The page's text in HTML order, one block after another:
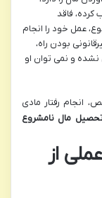
کرده، فاقد
عمل خود را انجام
بودن راه،
و نمی توان او
انجام رفتار مادی
مال نامشروع
از